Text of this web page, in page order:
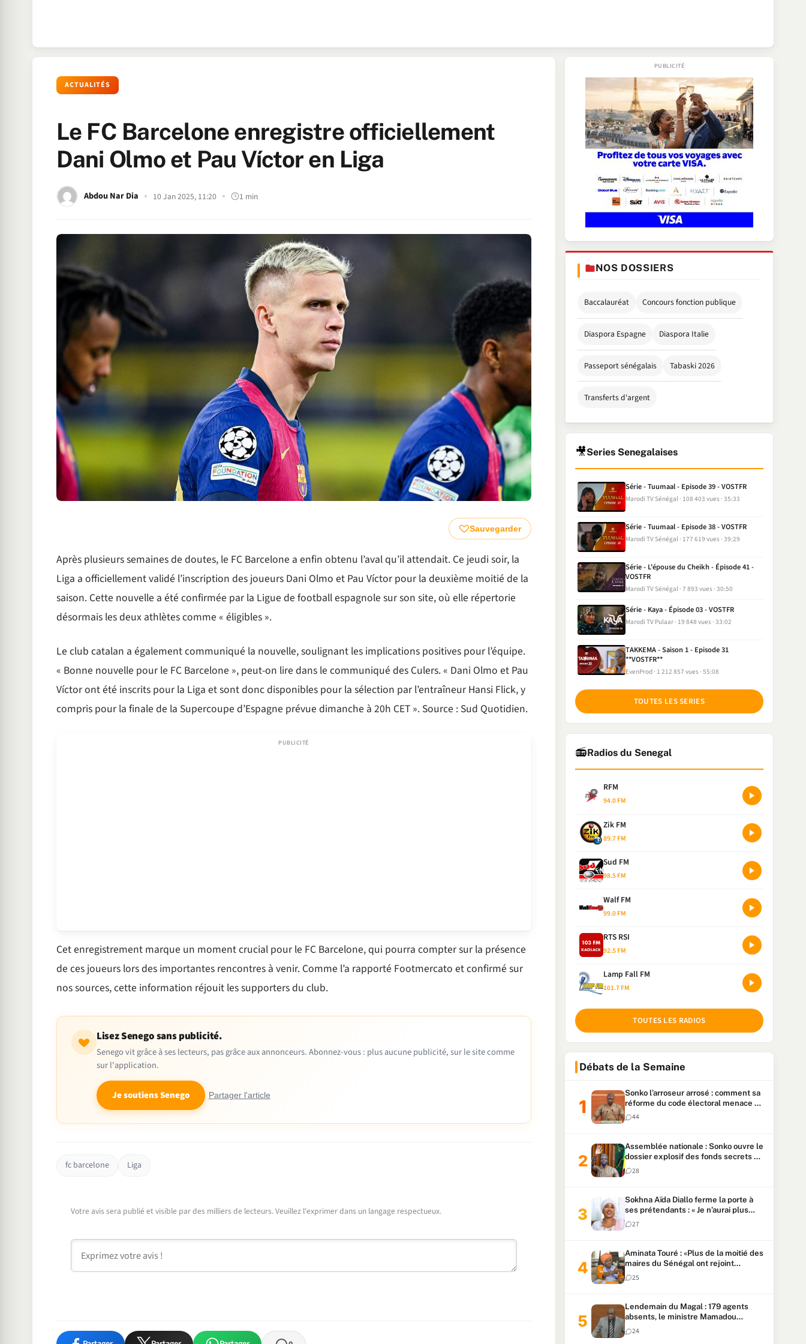
ACTUALITÉS
Le FC Barcelone enregistre officiellement
Dani Olmo et Pau Víctor en Liga
Abdou Nar Dia 10 Jan 2025, 11:20 1 min
Sauvegarder
Après plusieurs semaines de doutes, le FC Barcelone a enfin obtenu l’aval qu’il attendait. Ce jeudi soir, la
Liga a officiellement validé l’inscription des joueurs Dani Olmo et Pau Víctor pour la deuxième moitié de la
saison. Cette nouvelle a été confirmée par la Ligue de football espagnole sur son site, où elle répertorie
désormais les deux athlètes comme « éligibles ».
Le club catalan a également communiqué la nouvelle, soulignant les implications positives pour l’équipe.
« Bonne nouvelle pour le FC Barcelone », peut-on lire dans le communiqué des Culers. « Dani Olmo et Pau
Víctor ont été inscrits pour la Liga et sont donc disponibles pour la sélection par l’entraîneur Hansi Flick, y
compris pour la finale de la Supercoupe d’Espagne prévue dimanche à 20h CET ». Source : Sud Quotidien.
Cet enregistrement marque un moment crucial pour le FC Barcelone, qui pourra compter sur la présence
de ces joueurs lors des importantes rencontres à venir. Comme l’a rapporté Footmercato et confirmé sur
nos sources, cette information réjouit les supporters du club.
Lisez Senego sans publicité.
Senego vit grâce à ses lecteurs, pas grâce aux annonceurs. Abonnez-vous : plus aucune publicité, sur le site comme
sur l'application.
Je soutiens Senego Partager l'article
fc barcelone Liga
Votre avis sera publié et visible par des milliers de lecteurs. Veuillez l'exprimer dans un langage respectueux.
Commentaire
NOS DOSSIERS
Baccalauréat Concours fonction publique
Diaspora Espagne Diaspora Italie
Passeport sénégalais Tabaski 2026
Transferts d'argent
🎥Series Senegalaises
Série - Tuumaal - Episode 39 - VOSTFR
Marodi TV Sénégal 108 403 vues 35:33
Série - Tuumaal - Episode 38 - VOSTFR
Marodi TV Sénégal 177 619 vues 39:29
Série - L'épouse du Cheikh - Épisode 41 -
VOSTFR
Marodi TV Sénégal 7 893 vues 30:50
Série - Kaya - Épisode 03 - VOSTFR
Marodi TV Pulaar 19 848 vues 33:02
TAKKEMA - Saison 1 - Episode 31
**VOSTFR**
EvenProd 1 212 857 vues 55:08
TOUTES LES SERIES
📻Radios du Senegal
RFM
94.0 FM
Zik FM
89.7 FM
Sud FM
98.5 FM
Walf FM
99.0 FM
RTS RSI
92.5 FM
Lamp Fall FM
101.7 FM
TOUTES LES RADIOS
Débats de la Semaine
Sonko l’arroseur arrosé : comment sa
réforme du code électoral menace sa
candidature
44
Assemblée nationale : Sonko ouvre le
dossier explosif des fonds secrets et
du patrimoine présidentiel
28
Sokhna Aïda Diallo ferme la porte à
ses prétendants : « Je n’aurai plus
jamais un autre mari »
27
Aminata Touré : «Plus de la moitié des
maires du Sénégal ont rejoint
Kiiraay»
25
Lendemain du Magal : 179 agents
absents, le ministre Mamadou
Lamine Dianté exige des explications
24